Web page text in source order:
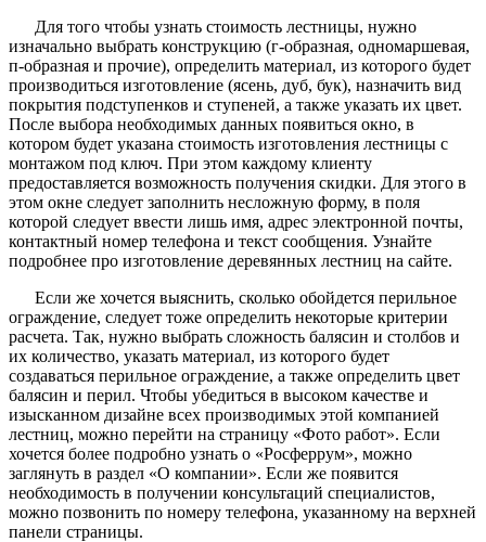
Для того чтобы узнать стоимость лестницы, нужно
изначально выбрать конструкцию (г-образная, одномаршевая,
п-образная и прочие), определить материал, из которого будет
производиться изготовление (ясень, дуб, бук), назначить вид
покрытия подступенков и ступеней, а также указать их цвет.
После выбора необходимых данных появиться окно, в
котором будет указана стоимость изготовления лестницы с
монтажом под ключ. При этом каждому клиенту
предоставляется возможность получения скидки. Для этого в
этом окне следует заполнить несложную форму, в поля
которой следует ввести лишь имя, адрес электронной почты,
контактный номер телефона и текст сообщения. Узнайте
подробнее про изготовление деревянных лестниц на сайте.
Если же хочется выяснить, сколько обойдется перильное
ограждение, следует тоже определить некоторые критерии
расчета. Так, нужно выбрать сложность балясин и столбов и
их количество, указать материал, из которого будет
создаваться перильное ограждение, а также определить цвет
балясин и перил. Чтобы убедиться в высоком качестве и
изысканном дизайне всех производимых этой компанией
лестниц, можно перейти на страницу «Фото работ». Если
хочется более подробно узнать о «Росферрум», можно
заглянуть в раздел «О компании». Если же появится
необходимость в получении консультаций специалистов,
можно позвонить по номеру телефона, указанному на верхней
панели страницы.